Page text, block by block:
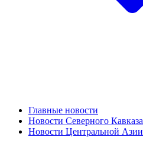
Главные новости
Новости Северного Кавказа
Новости Центральной Азии